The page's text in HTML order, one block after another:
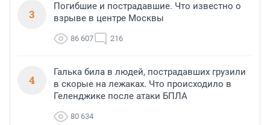
3
Погибшие и пострадавшие. Что известно о
взрыве в центре Москвы
86 607 216
4
Галька била в людей, пострадавших грузили
в скорые на лежаках. Что происходило в
Геленджике после атаки БПЛА
80 634